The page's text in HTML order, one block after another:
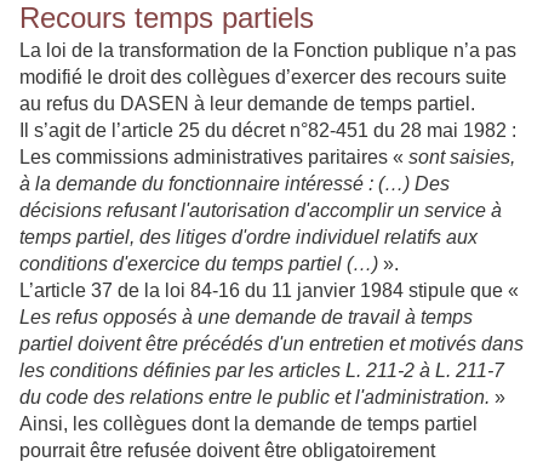
Recours temps partiels
La loi de la transformation de la Fonction publique n’a pas
modifié le droit des collègues d’exercer des recours suite
au refus du DASEN à leur demande de temps partiel.
Il s’agit de l’article 25 du décret n°82-451 du 28 mai 1982 :
Les commissions administratives paritaires « sont saisies,
à la demande du fonctionnaire intéressé : (…) Des
décisions refusant l'autorisation d'accomplir un service à
temps partiel, des litiges d'ordre individuel relatifs aux
conditions d'exercice du temps partiel (…) ».
L’article 37 de la loi 84-16 du 11 janvier 1984 stipule que «
Les refus opposés à une demande de travail à temps
partiel doivent être précédés d'un entretien et motivés dans
les conditions définies par les articles L. 211-2 à L. 211-7
du code des relations entre le public et l'administration. »
Ainsi, les collègues dont la demande de temps partiel
pourrait être refusée doivent être obligatoirement